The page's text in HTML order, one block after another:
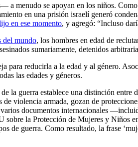
menudo se apoyan en los niños.
en una prisión israelí generó
en ese momento, y agregó: “Incluso
del mundo, los hombres en edad de
sumariamente, detenidos
para reducirla a la edad y al género.
las edades y géneros.
la guerra establece una distinción entre
violencia armada, gozan de
documentos internacionales
sobre la Protección de Mujeres y Niños
de guerra. Como resultado, la frase